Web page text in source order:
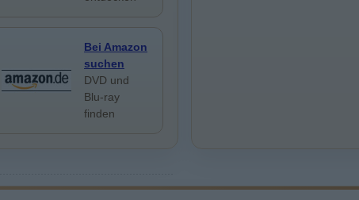
Bei Amazon
suchen
DVD und
Blu-ray
finden